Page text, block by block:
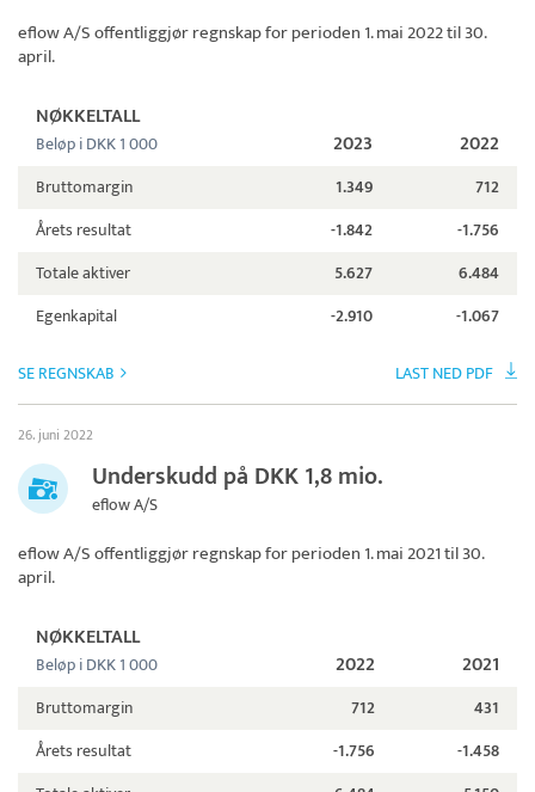
eflow A/Soffentliggjør regnskap for perioden 1. mai 2022 til 30.
april.
NØKKELTALL
Beløp i DKK 1 000 2023 2022
Bruttomargin 1.349
712
Årets resultat
-1.842
-1.756
Totale aktiver
5.627
6.484
Egenkapital
-2.910 -1.067
SE REGNSKAB LAST NED PDF
26. juni 2022
Underskudd på DKK 1,8 mio.
eflow A/S
eflow A/Soffentliggjør regnskap for perioden 1. mai 2021 til 30.
april.
NØKKELTALL
Beløp i DKK 1 000 2022 2021
Bruttomargin 712
431
Årets resultat
-1.756
-1.458